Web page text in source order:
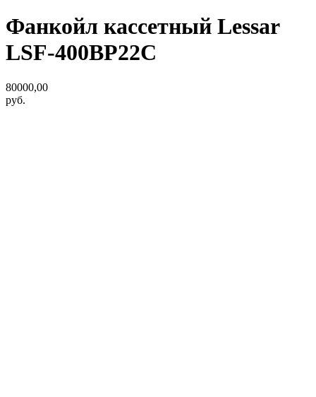
Фанкойл кассетный Lessar
LSF-400BP22С
80000,00
руб.